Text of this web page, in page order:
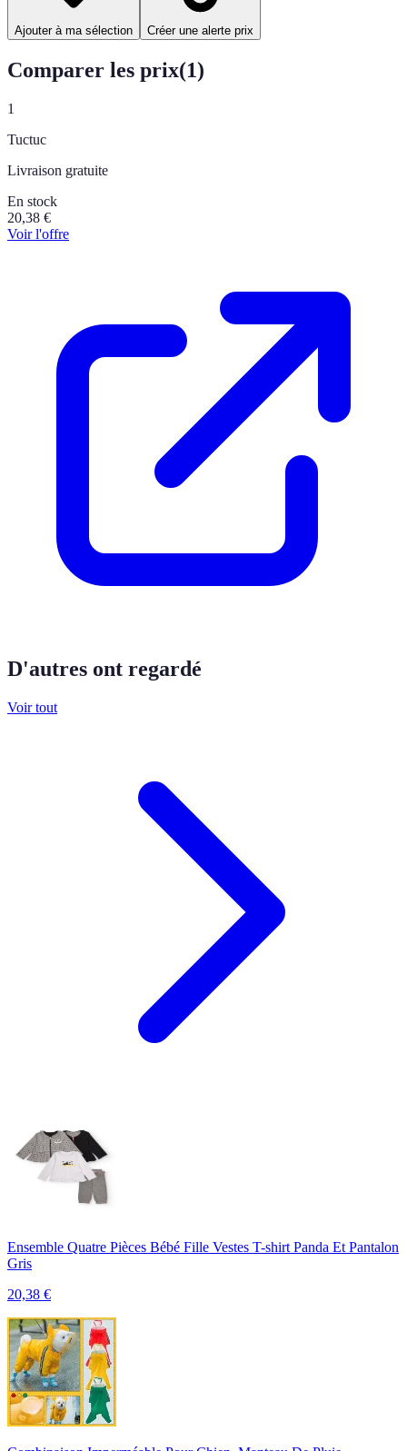
Ajouter à ma sélection Créer une alerte prix
Comparer les prix(1)
1
Tuctuc
Livraison gratuite
En stock
20,38 €
Voir l'offre
D'autres ont regardé
Voir tout
Ensemble Quatre Pièces Bébé Fille Vestes T-shirt Panda Et Pantalon
Gris
20,38 €